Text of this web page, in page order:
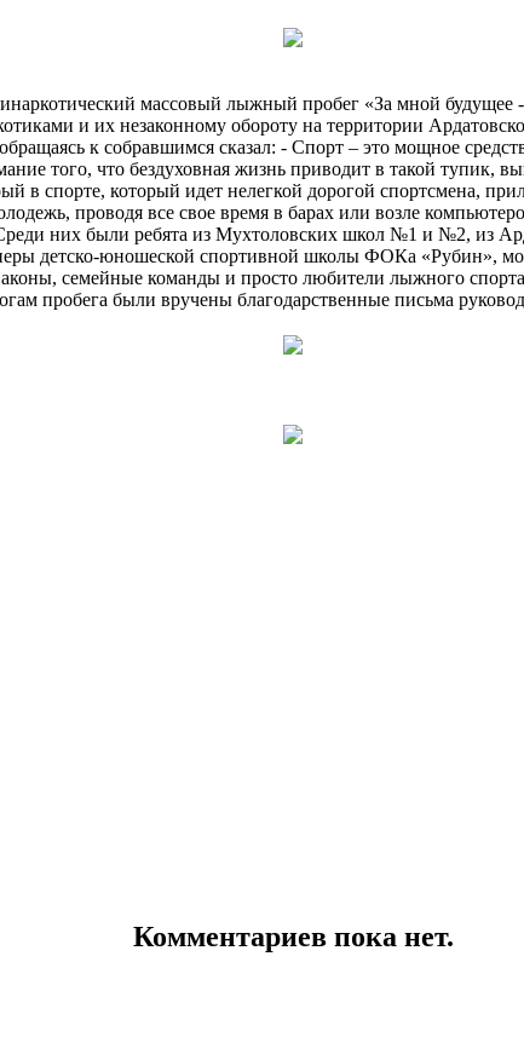
массовый лыжный пробег «За мной
и их незаконному обороту на территории
к собравшимся сказал: - Спорт – это мощное
того, что бездуховная жизнь приводит в такой тупик,
в спорте, который идет нелегкой дорогой спортсмена,
проводя все свое время в барах или возле
них были ребята из Мухтоловских школ №1 и №2,
детско-юношеской спортивной школы ФОКа «Рубин»,
семейные команды и просто любители лыжного
пробега были вручены благодарственные письма
Комментариев пока нет.